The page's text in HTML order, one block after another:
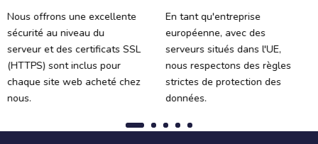
Nous offrons une excellente
sécurité au niveau du
serveur et des certificats SSL
(HTTPS) sont inclus pour
chaque site web acheté chez
nous.
En tant qu'entreprise
européenne, avec des
serveurs situés dans l'UE,
nous respectons des règles
strictes de protection des
données.